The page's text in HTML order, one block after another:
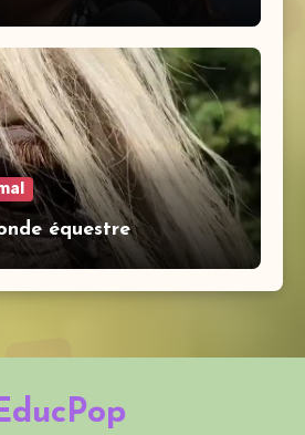
équestre